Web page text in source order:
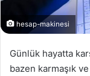
hesap-makinesi
Günlük hayatta
bazen karmaşık